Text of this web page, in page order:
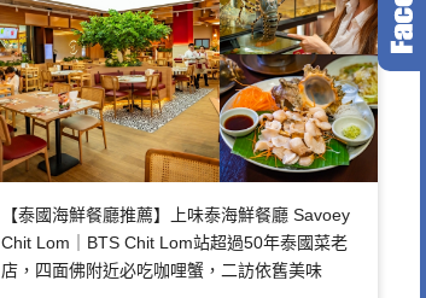
【泰國海鮮餐廳推薦】上味泰海鮮餐廳 Savoey
Chit Lom｜BTS Chit Lom站超過50年泰國菜老
店，四面佛附近必吃咖哩蟹，二訪依舊美味